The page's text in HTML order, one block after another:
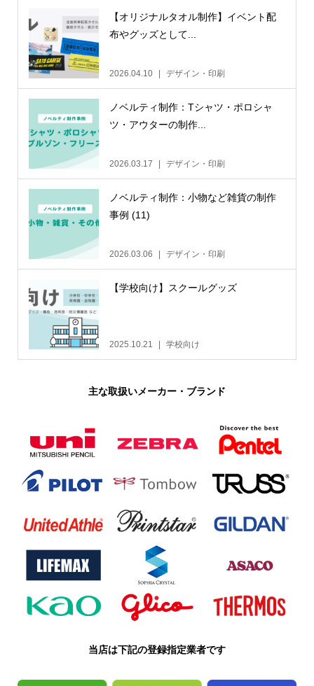
【オリジナルタオル制作】イベント配
布やグッズとして...
2026.04.10 デザイン・印刷
ノベルティ制作：Tシャツ・ポロシャ
ツ・アウターの制作...
2026.03.17 デザイン・印刷
ノベルティ制作：小物など雑貨の制作
事例 (11)
2026.03.06 デザイン・印刷
【学校向け】スクールグッズ
2025.10.21 学校向け
主な取扱いメーカー・ブランド
当店は下記の登録指定業者です